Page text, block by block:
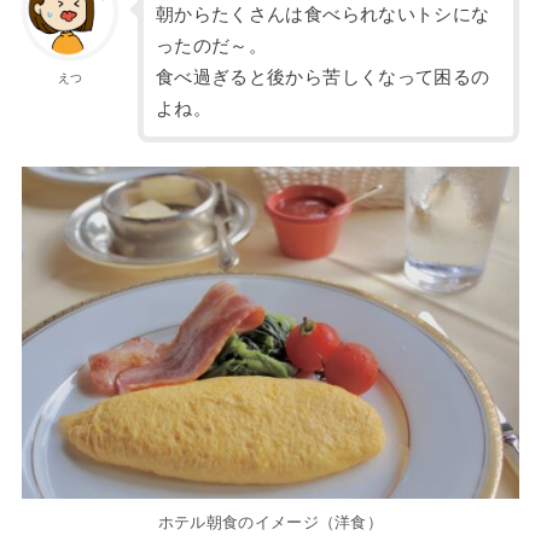
えつ
朝からたくさんは食べられないトシにな
ったのだ～。
食べ過ぎると後から苦しくなって困るの
よね。
ホテル朝食のイメージ（洋食）